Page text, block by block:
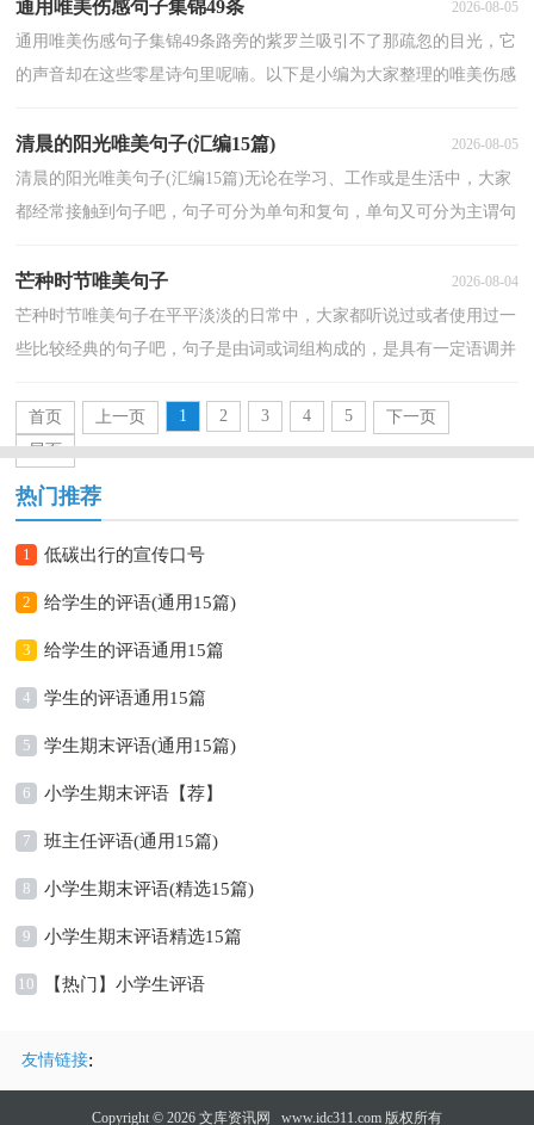
通用唯美伤感句子集锦49条 2026-08-05
通用唯美伤感句子集锦49条路旁的紫罗兰吸引不了那疏忽的目光，它
的声音却在这些零星诗句里呢喃。以下是小编为大家整理的唯美伤感
清晨的阳光唯美句子(汇编15篇) 2026-08-05
清晨的阳光唯美句子(汇编15篇)无论在学习、工作或是生活中，大家
都经常接触到句子吧，句子可分为单句和复句，单句又可分为主谓句
芒种时节唯美句子 2026-08-04
芒种时节唯美句子在平平淡淡的日常中，大家都听说过或者使用过一
些比较经典的句子吧，句子是由词或词组构成的，是具有一定语调并
首页
上一页 1 2 3 4 5
下一页
尾页
热门推荐
1 低碳出行的宣传口号
2 给学生的评语(通用15篇)
3 给学生的评语通用15篇
4 学生的评语通用15篇
5 学生期末评语(通用15篇)
6 小学生期末评语【荐】
7 班主任评语(通用15篇)
8 小学生期末评语(精选15篇)
9 小学生期末评语精选15篇
10 【热门】小学生评语
友情链接:
Copyright © 2026 文库资讯网 www.idc311.com 版权所有